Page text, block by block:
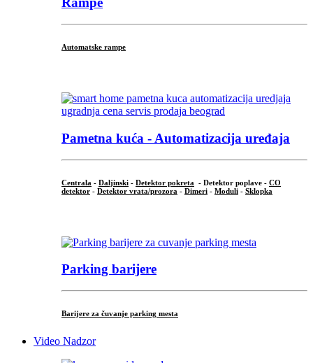
Automatske rampe
Pametna kuća - Automatizacija uređaja
Centrala - Daljinski - Detektor pokreta - Detektor poplave - CO
detektor - Detektor vrata/prozora - Dimeri - Moduli - Sklopka
Parking barijere
Barijere za čuvanje parking mesta
Video Nadzor